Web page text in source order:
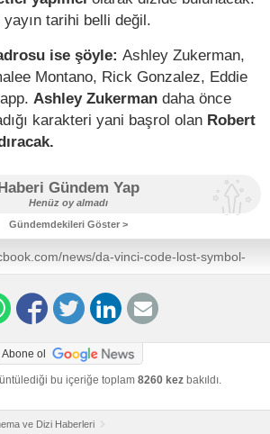
tarihi belli değil.
ise şöyle: Ashley Zukerman,
Montano, Rick Gonzalez, Eddie
Ashley Zukerman daha önce
karakteri yani başrol olan Robert
Gündem Yap
Henüz oy almadı
Gündemdekileri Göster >
news/da-vinci-code-lost-symbol-
peacock/
Abone ol
bu içeriğe toplam 8260 kez bakıldı.
ve Dizi Haberleri